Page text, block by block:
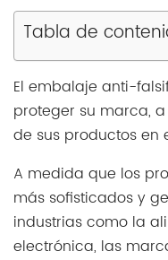
Tabla de
El embalaje anti-
proteger su marca,
de sus productos
A medida que los
más sofisticados y
industrias como la
electrónica, las